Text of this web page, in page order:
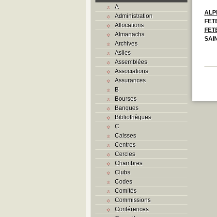
A
Administration
Allocations
Almanachs
Archives
Asiles
Assemblées
Associations
Assurances
B
Bourses
Banques
Bibliothèques
C
Caisses
Centres
Cercles
Chambres
Clubs
Codes
Comités
Commissions
Conférences